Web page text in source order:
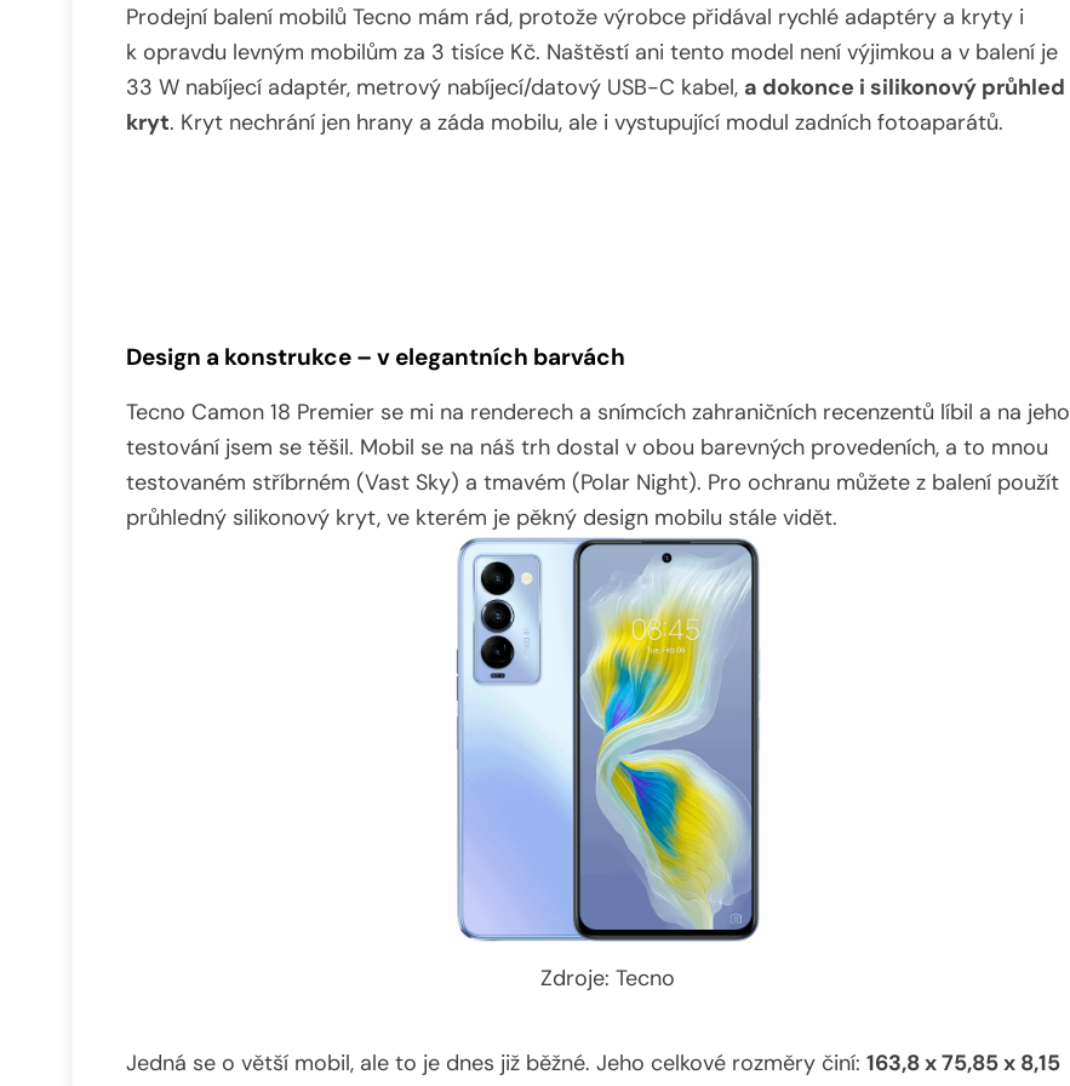
Prodejní balení mobilů Tecno mám rád, protože výrobce přidával rychlé adaptéry a kryty i
k opravdu levným mobilům za 3 tisíce Kč. Naštěstí ani tento model není výjimkou a v balení je
33 W nabíjecí adaptér, metrový nabíjecí/datový USB-C kabel, a dokonce i silikonový průhled
kryt. Kryt nechrání jen hrany a záda mobilu, ale i vystupující modul zadních fotoaparátů.
Design a konstrukce – v elegantních barvách
Tecno Camon 18 Premier se mi na renderech a snímcích zahraničních recenzentů líbil a na jeho
testování jsem se těšil. Mobil se na náš trh dostal v obou barevných provedeních, a to mnou
testovaném stříbrném (Vast Sky) a tmavém (Polar Night). Pro ochranu můžete z balení použít
průhledný silikonový kryt, ve kterém je pěkný design mobilu stále vidět.
Zdroje: Tecno
Jedná se o větší mobil, ale to je dnes již běžné. Jeho celkové rozměry činí: 163,8 x 75,85 x 8,15